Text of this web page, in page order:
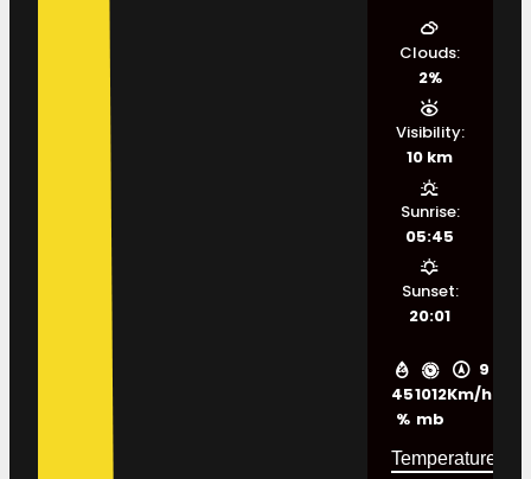
45
%
1012
mb
9
Km/h
Clouds:
2%
Visibility:
10 km
Sunrise:
05:45
Sunset:
20:01